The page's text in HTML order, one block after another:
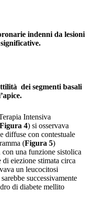
indenni da lesioni
dei segmenti basali
Intensiva
Figura 4) si osservava
diffuse con contestuale
(Figura 5)
una funzione sistolica
di eiezione stimata circa
un leucocitosi
successivamente
di diabete mellito